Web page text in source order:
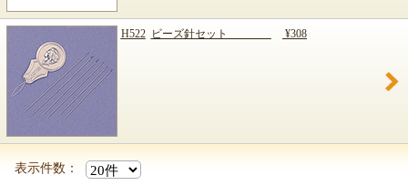
H522 ビーズ針セット ¥308
表示件数：